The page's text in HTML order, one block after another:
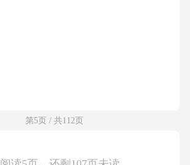
第5页 / 共112页